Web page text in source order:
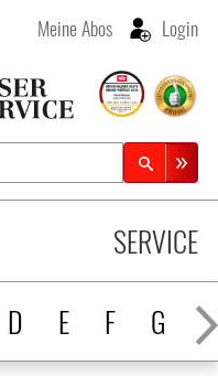
Meine Abos Login
D E F G H
SERVICE